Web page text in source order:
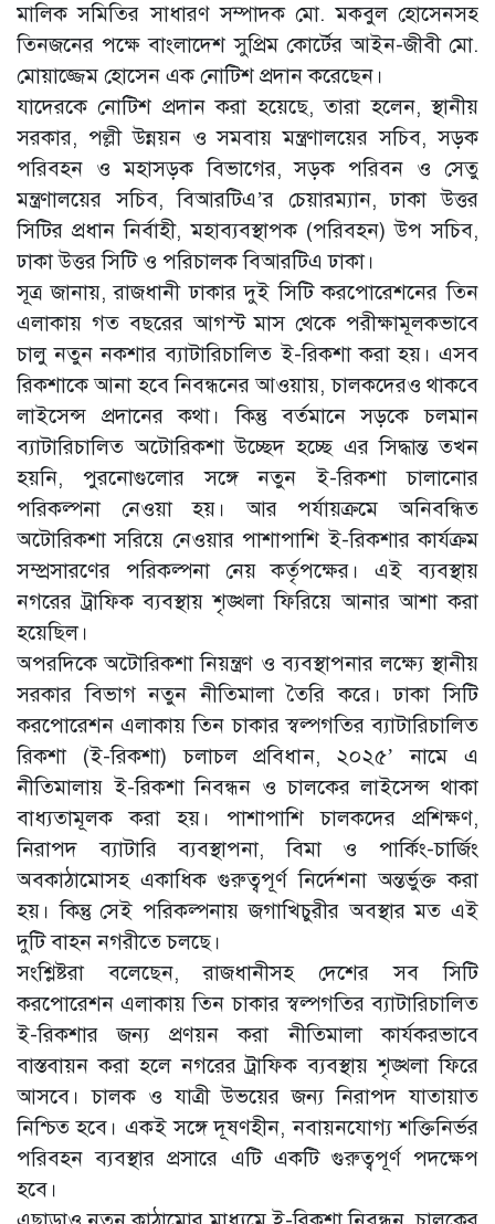
মালিক সমিতির সাধারণ সম্পাদক মো. মকবুল হোসেনসহ
তিনজনের পক্ষে বাংলাদেশ সুপ্রিম কোর্টের আইন-জীবী মো.
মোয়াজ্জেম হোসেন এক নোটিশ প্রদান করেছেন।
যাদেরকে নোটিশ প্রদান করা হয়েছে, তারা হলেন, স্থানীয়
সরকার, পল্লী উন্নয়ন ও সমবায় মন্ত্রণালয়ের সচিব, সড়ক
পরিবহন ও মহাসড়ক বিভাগের, সড়ক পরিবন ও সেতু
মন্ত্রণালয়ের সচিব, বিআরটিএ’র চেয়ারম্যান, ঢাকা উত্তর
সিটির প্রধান নির্বাহী, মহাব্যবস্থাপক (পরিবহন) উপ সচিব,
ঢাকা উত্তর সিটি ও পরিচালক বিআরটিএ ঢাকা।
সূত্র জানায়, রাজধানী ঢাকার দুই সিটি করপোরেশনের তিন
এলাকায় গত বছরের আগস্ট মাস থেকে পরীক্ষামূলকভাবে
চালু নতুন নকশার ব্যাটারিচালিত ই-রিকশা করা হয়। এসব
রিকশাকে আনা হবে নিবন্ধনের আওয়ায়, চালকদেরও থাকবে
লাইসেন্স প্রদানের কথা। কিন্তু বর্তমানে সড়কে চলমান
ব্যাটারিচালিত অটোরিকশা উচ্ছেদ হচ্ছে এর সিদ্ধান্ত তখন
হয়নি, পুরনোগুলোর সঙ্গে নতুন ই-রিকশা চালানোর
পরিকল্পনা নেওয়া হয়। আর পর্যায়ক্রমে অনিবন্ধিত
অটোরিকশা সরিয়ে নেওয়ার পাশাপাশি ই-রিকশার কার্যক্রম
সম্প্রসারণের পরিকল্পনা নেয় কর্তৃপক্ষের। এই ব্যবস্থায়
নগরের ট্রাফিক ব্যবস্থায় শৃঙ্খলা ফিরিয়ে আনার আশা করা
হয়েছিল।
অপরদিকে অটোরিকশা নিয়ন্ত্রণ ও ব্যবস্থাপনার লক্ষ্যে স্থানীয়
সরকার বিভাগ নতুন নীতিমালা তৈরি করে। ঢাকা সিটি
করপোরেশন এলাকায় তিন চাকার স্বল্পগতির ব্যাটারিচালিত
রিকশা (ই-রিকশা) চলাচল প্রবিধান, ২০২৫’ নামে এ
নীতিমালায় ই-রিকশা নিবন্ধন ও চালকের লাইসেন্স থাকা
বাধ্যতামূলক করা হয়। পাশাপাশি চালকদের প্রশিক্ষণ,
নিরাপদ ব্যাটারি ব্যবস্থাপনা, বিমা ও পার্কিং-চার্জিং
অবকাঠামোসহ একাধিক গুরুত্বপূর্ণ নির্দেশনা অন্তর্ভুক্ত করা
হয়। কিন্তু সেই পরিকল্পনায় জগাখিচুরীর অবস্থার মত এই
দুটি বাহন নগরীতে চলছে।
সংশ্লিষ্টরা বলেছেন, রাজধানীসহ দেশের সব সিটি
করপোরেশন এলাকায় তিন চাকার স্বল্পগতির ব্যাটারিচালিত
ই-রিকশার জন্য প্রণয়ন করা নীতিমালা কার্যকরভাবে
বাস্তবায়ন করা হলে নগরের ট্রাফিক ব্যবস্থায় শৃঙ্খলা ফিরে
আসবে। চালক ও যাত্রী উভয়ের জন্য নিরাপদ যাতায়াত
নিশ্চিত হবে। একই সঙ্গে দূষণহীন, নবায়নযোগ্য শক্তিনির্ভর
পরিবহন ব্যবস্থার প্রসারে এটি একটি গুরুত্বপূর্ণ পদক্ষেপ
হবে।